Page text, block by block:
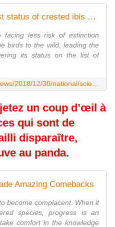
Japan may lower Red List status of crested ibis as more live in wild | The Japan Times
facing less risk of extinction
birds to the wild, leading the
its status on the list of
un coup d’œil à
qui sont de
disparaître,
au panda.
Amazing Comebacks
become complacent. When it
species, progress is an
comfort in the knowledge